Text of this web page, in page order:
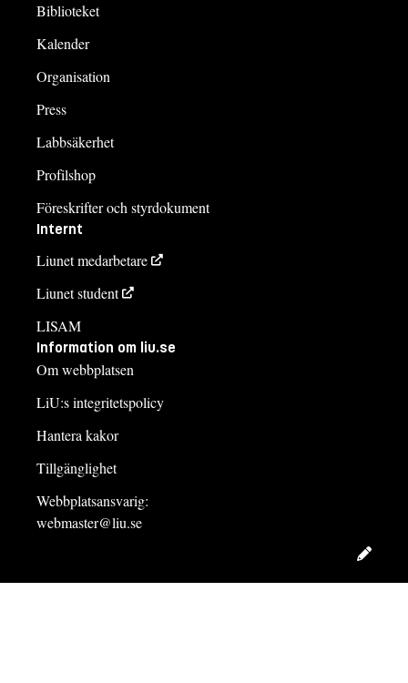
Biblioteket
Kalender
Organisation
Press
Labbsäkerhet
Profilshop
Föreskrifter och styrdokument
Internt
Liunet medarbetare
Liunet student
LISAM
Information om liu.se
Om webbplatsen
LiU:s integritetspolicy
Hantera kakor
Tillgänglighet
Webbplatsansvarig:
webmaster@liu.se